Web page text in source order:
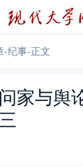
-纪事-正文
家与